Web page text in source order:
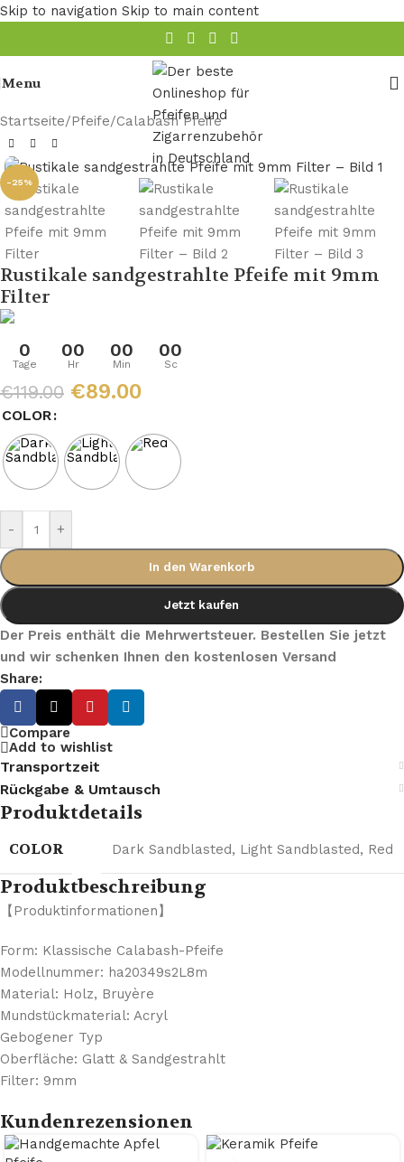
Skip to navigation Skip to main content
Menu
Startseite/Pfeife/Calabash Pfeife
-25%
Rustikale sandgestrahlte Pfeife mit 9mm
Filter
0
Tage
00
Hr
00
Min
00
Sc
€119.00 €89.00
COLOR
- +
In den Warenkorb
Jetzt kaufen
Der Preis enthält die Mehrwertsteuer. Bestellen Sie jetzt
und wir schenken Ihnen den kostenlosen Versand
Share:
Compare
Add to wishlist
Transportzeit
Rückgabe & Umtausch
Produktdetails
COLOR Dark Sandblasted, Light Sandblasted, Red
Produktbeschreibung
【Produktinformationen】
Form: Klassische Calabash-Pfeife
Modellnummer: ha20349s2L8m
Material: Holz, Bruyère
Mundstückmaterial: Acryl
Gebogener Typ
Oberfläche: Glatt & Sandgestrahlt
Filter: 9mm
Kundenrezensionen